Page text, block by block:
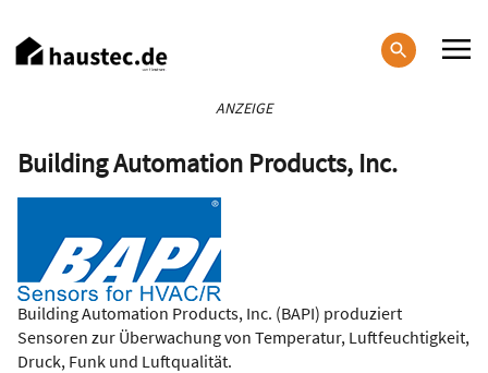
zum
Inhalt
ANZEIGE
Building Automation Products, Inc.
Building Automation Products, Inc. (BAPI) produziert
Sensoren zur Überwachung von Temperatur, Luftfeuchtigkeit,
Druck, Funk und Luftqualität.